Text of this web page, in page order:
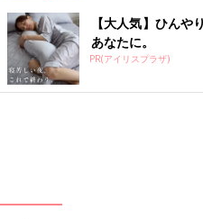
【大人気】ひん
あなたに。
PR(アイリスプラザ)